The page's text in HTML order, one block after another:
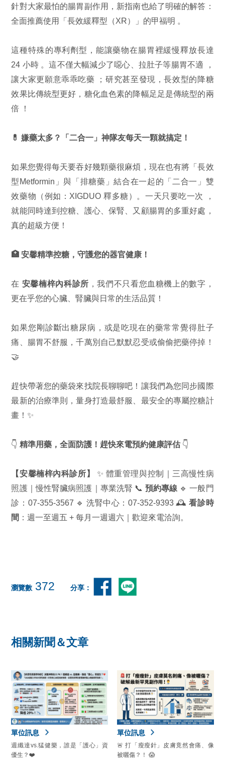
針對大家最怕的腸胃副作用，新指南也給了明確的解答：
全面推薦使用「長效緩釋型（XR）」的甲福明 。
這種特殊的專利劑型，能讓藥物在腸胃裡緩慢釋放長達
24 小時 。這不僅大幅減少了噁心、拉肚子等腸胃不適 ，
讓大家更願意乖乖吃藥 ；研究甚至發現，長效型的降糖
效果比傳統型更好，糖化血色素的降幅足足是傳統型的兩
倍 ！
💊嫌藥太多？「二合一」神隊友每天一顆就搞定！
如果您覺得每天要吞好幾顆藥很麻煩，現在也有將「長效
型Metformin」與「排糖藥」結合在一起的「二合一」雙
效藥物（例如：XIGDUO 釋多糖）。一天只要吃一次 ，
就能同時達到控糖、護心、保腎、又顧腸胃的多重好處，
真的超級方便！
🏥安馨精準控糖，守護您的器官健康！
在 安馨楠梓內科診所 ，我們不只看您血糖機上的數字，
更在乎您的心臟、腎臟與日常的生活品質！
如果您剛診斷出糖尿病，或是吃現在的藥常常覺得肚子
痛、腸胃不舒服，千萬別自己默默忍受或偷偷把藥停掉！
🤝
趕快帶著您的藥袋來找院長聊聊吧！讓我們為您同步國際
最新的治療準則，量身打造最舒服、最安全的專屬控糖計
畫！✨
👇精準用藥，全面防護！趕快來電預約健康評估👇
【安馨楠梓內科診所】
✨ 體重管理與控制｜三高慢性病
照護｜慢性腎臟病照護｜專業洗腎 📞 預約專線 🔹 一般門
診：07-355-3567 🔹 洗腎中心：07-352-9393 🕰️看診時
間 ：週一至週五 + 每月一週週六｜歡迎來電洽詢。
瀏覽數 372 分享：
相關新聞＆文章
單位訊息
週纖達vs.猛健樂，誰是「護心」資
優生？❤️
單位訊息
🚨 打「瘦瘦針」皮膚竟然會痛、像
被曬傷？！ 😱